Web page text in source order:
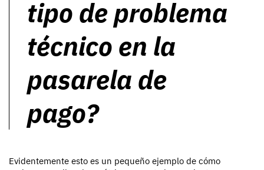
tipo de problema
técnico en la
pasarela de
pago?
Evidentemente esto es un pequeño ejemplo de cómo